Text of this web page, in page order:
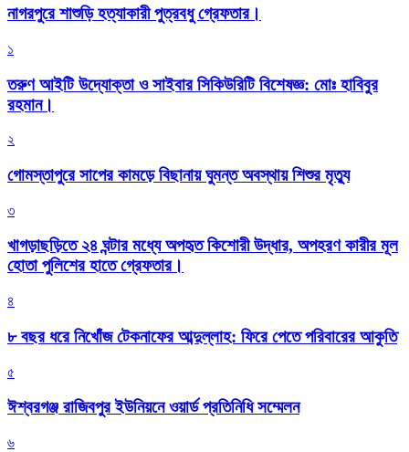
নাগরপুরে শাশুড়ি হত্যাকারী পুত্রবধু গ্রেফতার।
১
তরুণ আইটি উদ্যোক্তা ও সাইবার সিকিউরিটি বিশেষজ্ঞ: মোঃ হাবিবুর
রহমান।
২
গোমস্তাপুরে সাপের কামড়ে বিছানায় ঘুমন্ত অবস্থায় শিশুর মৃত্যু
৩
খাগড়াছড়িতে ২৪ ঘন্টার মধ্যে অপহৃত কিশোরী উদ্ধার, অপহরণ কারীর মূল
হোতা পুলিশের হাতে গ্রেফতার।
৪
৮ বছর ধরে নিখোঁজ টেকনাফের আব্দুল্লাহ: ফিরে পেতে পরিবারের আকুতি
৫
ঈশ্বরগঞ্জ রাজিবপুর ইউনিয়নে ওয়ার্ড প্রতিনিধি সম্মেলন
৬